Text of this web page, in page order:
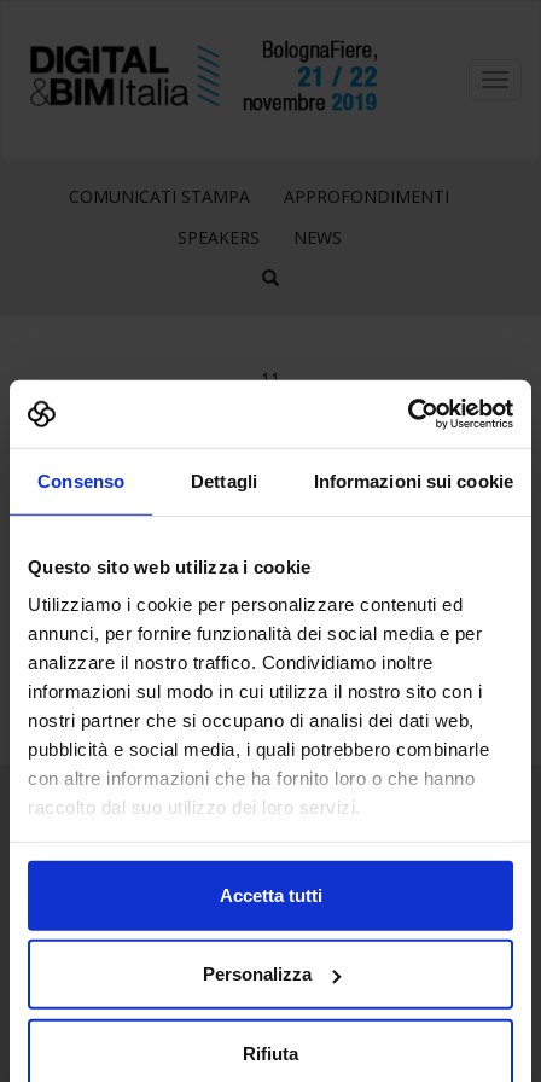
Consenso Dettagli Informazioni sui cookie
Questo sito web utilizza i cookie
Utilizziamo i cookie per personalizzare contenuti ed
annunci, per fornire funzionalità dei social media e per
analizzare il nostro traffico. Condividiamo inoltre
informazioni sul modo in cui utilizza il nostro sito con i
nostri partner che si occupano di analisi dei dati web,
pubblicità e social media, i quali potrebbero combinarle
con altre informazioni che ha fornito loro o che hanno
raccolto dal suo utilizzo dei loro servizi.
Accetta tutti
Personalizza
Rifiuta
COMUNICATI STAMPA
APPROFONDIMENTI
SPEAKERS
NEWS
11
EARLY BIRD
+ 39 02.332039460